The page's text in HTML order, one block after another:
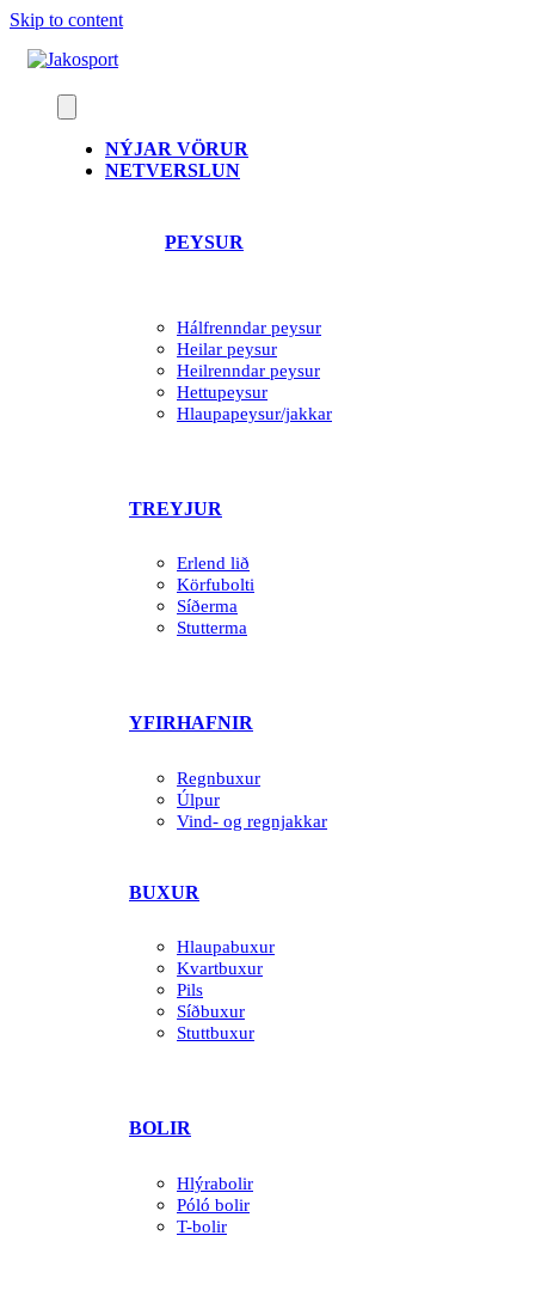
Skip to content
NÝJAR VÖRUR
NETVERSLUN
PEYSUR
Hálfrenndar peysur
Heilar peysur
Heilrenndar peysur
Hettupeysur
Hlaupapeysur/jakkar
TREYJUR
Erlend lið
Körfubolti
Síðerma
Stutterma
YFIRHAFNIR
Regnbuxur
Úlpur
Vind- og regnjakkar
BUXUR
Hlaupabuxur
Kvartbuxur
Pils
Síðbuxur
Stuttbuxur
BOLIR
Hlýrabolir
Póló bolir
T-bolir